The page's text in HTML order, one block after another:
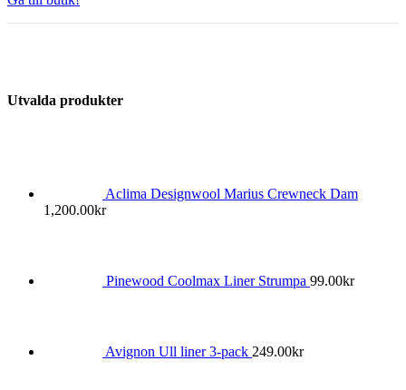
Utvalda produkter
Aclima Designwool Marius Crewneck Dam
1,200.00kr
Pinewood Coolmax Liner Strumpa 99.00kr
Avignon Ull liner 3-pack 249.00kr